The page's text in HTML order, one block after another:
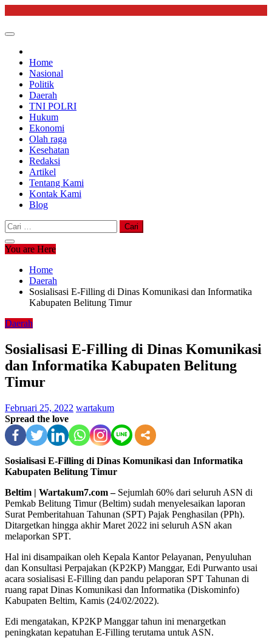
content
Home
Nasional
Politik
Daerah
TNI POLRI
Hukum
Ekonomi
Olah raga
Kesehatan
Redaksi
Artikel
Tentang Kami
Kontak Kami
Blog
Cari
untuk:
You are Here
Home
Daerah
Sosialisasi E-Filling di Dinas Komunikasi dan Informatika
Kabupaten Belitung Timur
Daerah
Sosialisasi E-Filling di Dinas Komunikasi
dan Informatika Kabupaten Belitung
Timur
Februari 25, 2022 wartakum
Spread the love
Sosialisasi E-Filling di Dinas Komunikasi dan Informatika
Kabupaten Belitung Timur
Beltim | Wartakum7.com –Sejumlah 60% dari seluruh ASN di
Pemkab Belitung Timur (Beltim) sudah menyelesaikan laporan
Surat Pemberitahuan Tahunan (SPT) Pajak Penghasilan (PPh).
Ditargetkan hingga akhir Maret 2022 ini seluruh ASN akan
melaporkan SPT.
Hal ini disampaikan oleh Kepala Kantor Pelayanan, Penyuluhan
dan Konsultasi Perpajakan (KP2KP) Manggar, Edi Purwanto usai
acara sosialisasi E-Filling dan pandu pelaporan SPT Tahunan di
ruang rapat Dinas Komunikasi dan Informatika (Diskominfo)
Kabupaten Beltim, Kamis (24/02/2022).
Edi mengatakan, KP2KP Manggar tahun ini menargetkan
peningkatan kepatuhan E-Filling terutama untuk ASN.